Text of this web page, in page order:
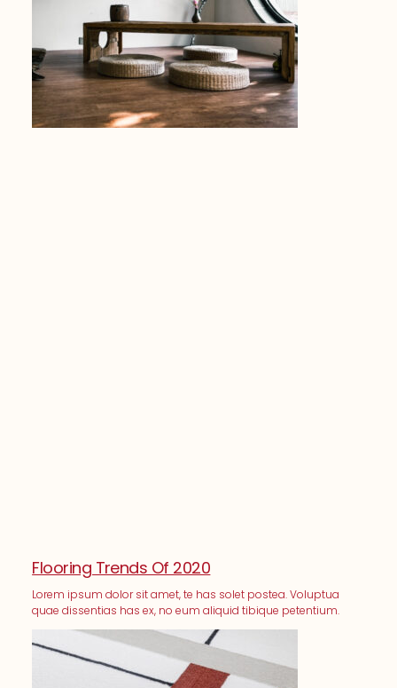
Flooring Trends Of 2020
Lorem ipsum dolor sit amet, te has solet postea. Voluptua
quae dissentias has ex, no eum aliquid tibique petentium.